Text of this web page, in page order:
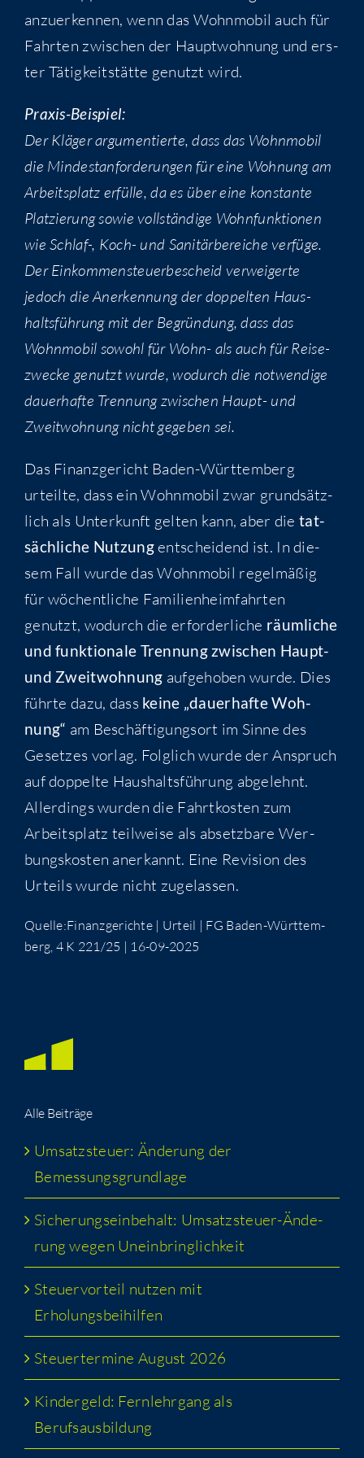
anzu­er­ken­nen, wenn das Wohn­mo­bil auch für
Fahr­ten zwi­schen der Haupt­woh­nung und ers­
ter Tätig­keit­stät­te genutzt wird.
Pra­xis-Bei­spiel:
Der Klä­ger argu­men­tier­te, dass das Wohn­mo­bil
die Min­dest­an­for­de­run­gen für eine Woh­nung am
Arbeits­platz erfül­le, da es über eine kon­stan­te
Plat­zie­rung sowie voll­stän­di­ge Wohn­funk­tio­nen
wie Schlaf-, Koch- und Sani­tär­be­rei­che ver­fü­ge.
Der Ein­kom­men­steu­er­be­scheid ver­wei­ger­te
jedoch die Aner­ken­nung der dop­pel­ten Haus­
halts­füh­rung mit der Begrün­dung, dass das
Wohn­mo­bil sowohl für Wohn- als auch für Rei­se­
zwe­cke genutzt wur­de, wodurch die not­wen­di­ge
dau­er­haf­te Tren­nung zwi­schen Haupt- und
Zweit­woh­nung nicht gege­ben sei.
Das Finanz­ge­richt Baden-Würt­tem­berg
urteil­te, dass ein Wohn­mo­bil zwar grund­sätz­
lich als Unter­kunft gel­ten kann, aber die tat­
säch­li­che Nut­zungent­schei­dend ist. In die­
sem Fall wur­de das Wohn­mo­bil regel­mä­ßig
für wöchent­li­che Fami­li­en­heim­fahr­ten
genutzt, wodurch die erfor­der­li­che räum­li­che
und funk­tio­na­le Tren­nung zwi­schen Haupt-
und Zweit­woh­nung auf­ge­ho­ben wur­de. Dies
führ­te dazu, dass kei­ne „dau­er­haf­te Woh­
nung“ am Beschäf­ti­gungs­ort im Sin­ne des
Geset­zes vor­lag. Folg­lich wur­de der Anspruch
auf dop­pel­te Haus­halts­füh­rung abge­lehnt.
Aller­dings wur­den die Fahrt­kos­ten zum
Arbeits­platz teil­wei­se als absetz­ba­re Wer­
bungs­kos­ten aner­kannt. Eine Revi­si­on des
Urteils wur­de nicht zugelassen.
Quelle:Finanzgerichte | Urteil | FG Baden-Würt­tem­
berg, 4 K 221/25 | 16-09-2025
Alle Bei­trä­ge
Umsatz­steu­er: Ände­rung der
Bemessungsgrundlage
Siche­rungs­ein­be­halt: Umsatz­steu­er-Ände­
rung wegen Uneinbringlichkeit
Steu­er­vor­teil nut­zen mit
Erholungsbeihilfen
Steu­er­ter­mi­ne August 2026
Kin­der­geld: Fern­lehr­gang als
Berufsausbildung